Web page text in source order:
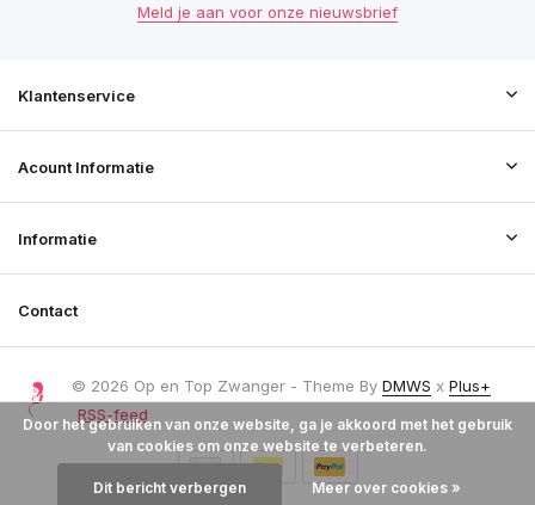
Meld je aan voor onze nieuwsbrief
Klantenservice
Acount Informatie
Informatie
Contact
© 2026 Op en Top Zwanger - Theme By DMWS x Plus+
RSS-feed
Door het gebruiken van onze website, ga je akkoord met het gebruik
van cookies om onze website te verbeteren.
Dit bericht verbergen Meer over cookies »